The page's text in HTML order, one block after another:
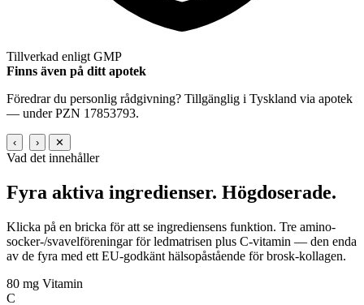
Tillverkad enligt GMP
Finns även på ditt apotek
Föredrar du personlig rådgivning? Tillgänglig i Tyskland via apotek
— under PZN 17853793.
‹ › ✕
Vad det innehåller
Fyra aktiva ingredienser. Högdoserade.
Klicka på en bricka för att se ingrediensens funktion. Tre amino-
socker-/svavelföreningar för ledmatrisen plus C-vitamin — den enda
av de fyra med ett EU-godkänt hälsopåstående för brosk-kollagen.
80 mg Vitamin
C